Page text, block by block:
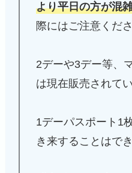
より平日の方が混
際にはご注意くださ
2デーや3デー等、
は現在販売されて
1デーパスポート1
き来することはで